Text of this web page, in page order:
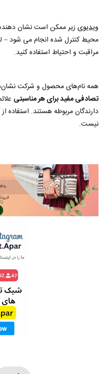
ویدیوی زیر ممکن است نشان دهنده
محیط کنترل شده انجام می شود –
مراقبت و احتیاط استفاده کنید.
همه نام‌های محصول و شرکت
تصادفی مفید برای هر مناسبتی
دارندگان مربوطه هستند. استفاده از
نیست.